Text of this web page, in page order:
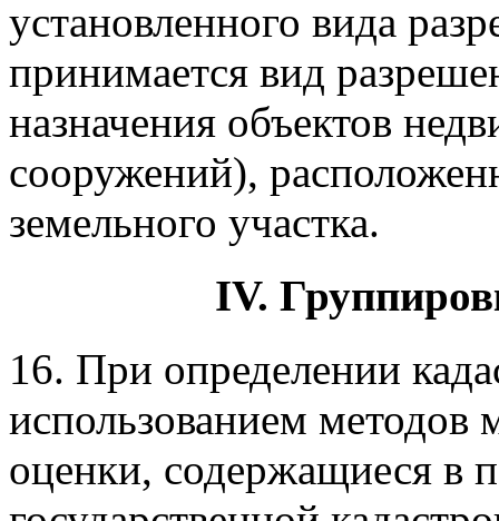
установленного вида
принимается вид
назначения объектов
сооружений),
земельного участка.
IV.
16. При определении
использованием методов
оценки, содержащиеся в